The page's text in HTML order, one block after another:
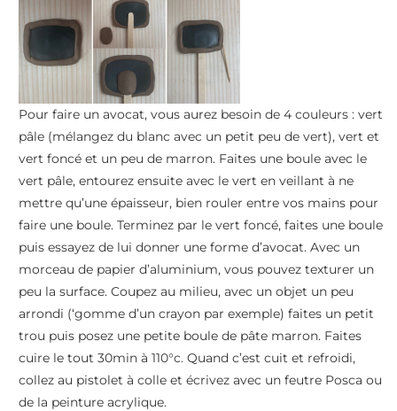
cuisson. Coupez 30 cm de biais liberty et passez le dans les
trous. Et voilà votre bracelet est terminé Vous pouvez
éventuellement ajouter un rivet de chaque côté.
Pour faire un avocat, vous aurez besoin de 4 couleurs : vert
pâle (mélangez du blanc avec un petit peu de vert), vert et
vert foncé et un peu de marron. Faites une boule avec le
vert pâle, entourez ensuite avec le vert en veillant à ne
mettre qu’une épaisseur, bien rouler entre vos mains pour
faire une boule. Terminez par le vert foncé, faites une boule
puis essayez de lui donner une forme d’avocat. Avec un
morceau de papier d’aluminium, vous pouvez texturer un
peu la surface. Coupez au milieu, avec un objet un peu
arrondi (‘gomme d’un crayon par exemple) faites un petit
trou puis posez une petite boule de pâte marron. Faites
cuire le tout 30min à 110°c. Quand c’est cuit et refroidi,
collez au pistolet à colle et écrivez avec un feutre Posca ou
de la peinture acrylique.